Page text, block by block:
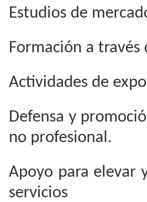
Estudios de
Formación a través
Actividades de
Defensa y
no profesional.
Apoyo para elevar
servicios